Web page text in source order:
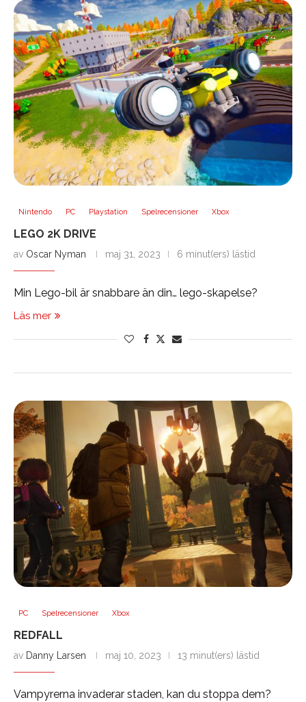
Nintendo PC Playstation Spelrecensioner Xbox
LEGO 2K DRIVE
av Oscar Nyman maj 31, 2023 6 minut(ers) lästid
Min Lego-bil är snabbare än din… lego-skapelse?
Läs mer
PC Spelrecensioner Xbox
REDFALL
av Danny Larsen maj 10, 2023 13 minut(ers) lästid
Vampyrerna invaderar staden, kan du stoppa dem?